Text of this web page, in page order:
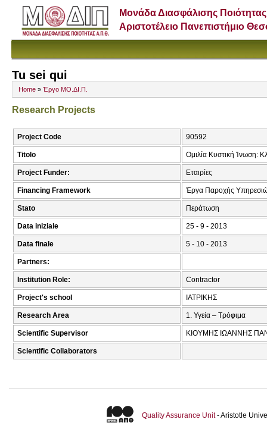
Μονάδα Διασφάλισης Ποιότητας
Αριστοτέλειο Πανεπιστήμιο
Tu sei qui
Home » Έργο ΜΟ.ΔΙ.Π.
Research Projects
Project Code 90592
Titolo Ομιλία Κυστική Ίνωση:
Project Funder: Εταιρίες
Financing Framework Έργα Παροχής
Stato Περάτωση
Data iniziale 25 - 9 - 2013
Data finale 5 - 10 - 2013
Partners:
Institution Role: Contractor
Project's school ΙΑΤΡΙΚΗΣ
Research Area 1. Υγεία – Τρόφιμα
Scientific Supervisor ΚΙΟΥΜΗΣ ΙΩΑΝΝΗΣ
Scientific Collaborators
Quality Assurance Unit- Aristotle